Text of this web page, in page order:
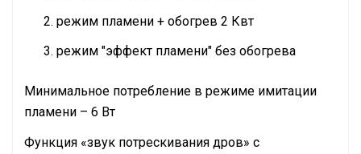
режим пламени + обогрев 2 Квт
режим "эффект пламени" без обогрева
Минимальное потребление в режиме имитации
пламени – 6 Вт
Функция «звук потрескивания дров» с